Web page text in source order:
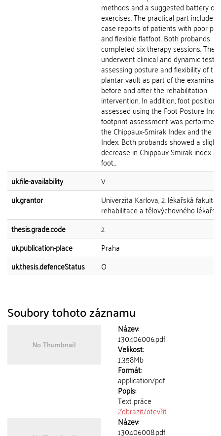
methods and a suggested battery of
exercises. The practical part includes
case reports of patients with poor
and flexible flatfoot. Both probands
completed six therapy sessions. They
underwent clinical and dynamic tests
assessing posture and flexibility of the
plantar vault as part of the
before and after the rehabilitation
intervention. In addition, foot position
assessed using the Foot Posture
footprint assessment was performed
the Chippaux-Smirak Index and the
Index. Both probands showed a slight
decrease in Chippaux-Smirak index
foot...
uk.file-availability
V
uk.grantor
Univerzita Karlova, 2. lékařská fakulta,
rehabilitace a tělovýchovného
thesis.grade.code
2
uk.publication-place
Praha
uk.thesis.defenceStatus
O
Soubory tohoto záznamu
Název:
130406006.pdf
Velikost:
1.358Mb
Formát:
application/pdf
Popis:
Text práce
Zobrazit/otevřít
Název:
130406008.pdf